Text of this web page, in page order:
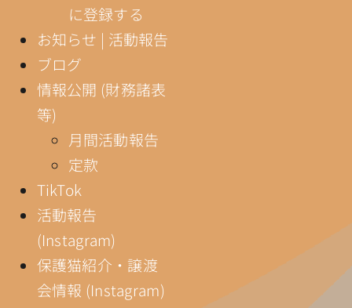
に登録する
お知らせ | 活動報告
ブログ
情報公開 (財務諸表
等)
月間活動報告
定款
TikTok
活動報告
(Instagram)
保護猫紹介・譲渡
会情報 (Instagram)